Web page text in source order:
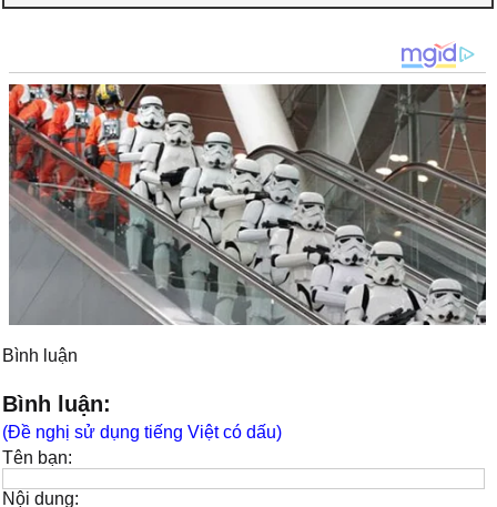
Bình luận
Bình luận:
(Đề nghị sử dụng tiếng Việt có dấu)
Tên bạn:
Nội dung: